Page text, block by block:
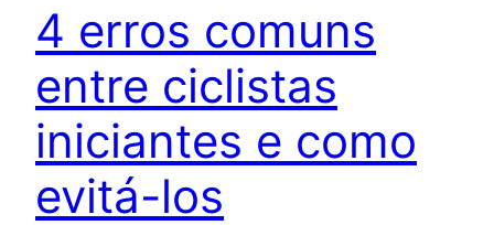
4 erros comuns
entre ciclistas
iniciantes e como
evitá-los